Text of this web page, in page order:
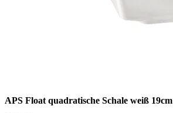
APS Float quadratische Schale weiß 19cm